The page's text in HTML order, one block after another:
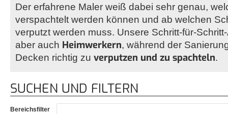
Der erfahrene Maler weiß dabei sehr genau,
verspachtelt werden können und ab welchen
verputzt werden muss. Unsere Schritt-für-
aber auch Heimwerkern, während der
Decken richtig zu verputzen und zu spachteln.
SUCHEN UND FILTERN
Bereichsfilter